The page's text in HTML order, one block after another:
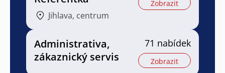
Jihlava, centrum
Zobrazit
Administrativa,
zákaznický servis
71 nabídek
Zobrazit